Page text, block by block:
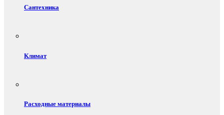
Сантехника
Климат
Расходные материалы